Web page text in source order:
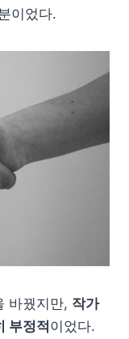
이었다.
바꿨지만, 작가
부정적이었다.